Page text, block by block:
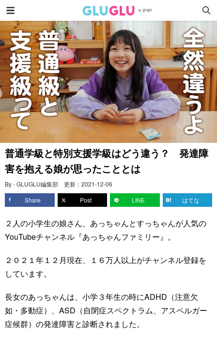
普通学級と特別支援学級はどう違う？ 発達障
害を抱える娘が思ったこととは
By - GLUGLU編集部 更新： 2021-12-06
Share
Post LINE はてな
２人の小学生の娘さん、あっちゃんとすっちゃんが人気の
YouTubeチャンネル『あっちゃんファミリー』。
２０２１年１２月現在、１６万人以上がチャンネル登録を
しています。
長女のあっちゃんは、小学３年生の時にADHD（注意欠
如・多動症）、ASD（自閉症スペクトラム、アスペルガー
症候群）の発達障害と診断されました。